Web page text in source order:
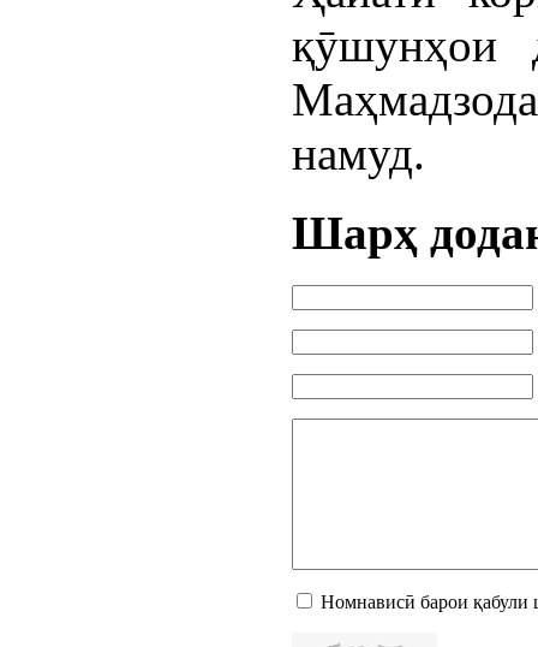
қӯшунҳои
намуд.
Шарҳ
Номнависӣ барои қабули